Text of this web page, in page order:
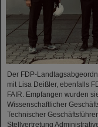
Der FDP-
mit Lisa Deißler, ebenfalls
FAIR. Empfangen wurden
Wissenschaftlicher
Technischer
Stellvertretung